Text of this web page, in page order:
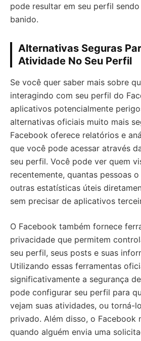
pode resultar em seu perfil
banido.
Alternativas Seguras
Atividade No Seu Perfil
Se você quer saber mais sobre
interagindo com seu perfil do
aplicativos potencialmente
alternativas oficiais muito mais
Facebook oferece relatórios e
que você pode acessar através
seu perfil. Você pode ver quem
recentemente, quantas pessoas
outras estatísticas úteis
sem precisar de aplicativos
O Facebook também fornece
privacidade que permitem
seu perfil, seus posts e suas
Utilizando essas ferramentas
significativamente a segurança
pode configurar seu perfil para
vejam suas atividades, ou torná-
privado. Além disso, o Facebook
quando alguém envia uma